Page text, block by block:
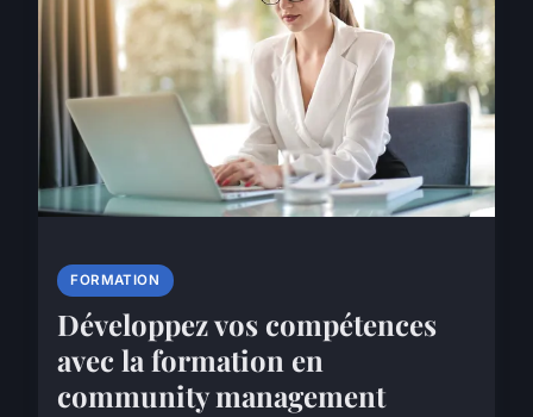
FORMATION
Développez vos compétences
avec la formation en
community management